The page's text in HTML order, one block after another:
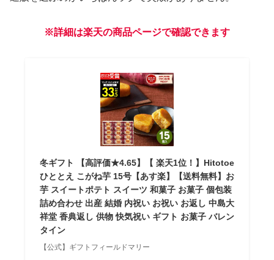
※詳細は楽天の商品ページで確認できます
冬ギフト 【高評価★4.65】【 楽天1位！】Hitotoe
ひととえ こがね芋 15号【あす楽】【送料無料】お
芋 スイートポテト スイーツ 和菓子 お菓子 個包装
詰め合わせ 出産 結婚 内祝い お祝い お返し 中島大
祥堂 香典返し 供物 快気祝い ギフト お菓子 バレン
タイン
【公式】ギフトフィールドマリー